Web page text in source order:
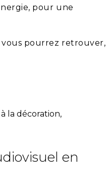
pour une
vous pourrez retrouver,
la décoration,
en